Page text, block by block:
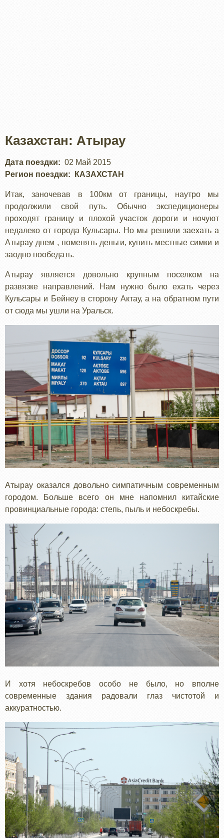
Казахстан: Атырау
Дата поездки
02 Май 2015
Регион поездки
КАЗАХСТАН
Итак, заночевав в 100км от границы, наутро мы
продолжили свой путь. Обычно экспедиционеры
проходят границу и плохой участок дороги и ночуют
недалеко от города Кульсары. Но мы решили заехать а
Атырау днем , поменять деньги, купить местные симки и
заодно пообедать.
Атырау является довольно крупным поселком на
развязке направлений. Нам нужно было ехать через
Кульсары и Бейнеу в сторону Актау, а на обратном пути
от сюда мы ушли на Уральск.
Атырау оказался довольно симпатичным современным
городом. Больше всего он мне напомнил китайские
провинциальные города: степь, пыль и небоскребы.
И хотя небоскребов особо не было, но вполне
современные здания радовали глаз чистотой и
аккуратностью.